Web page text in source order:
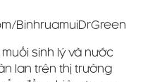
BinhruamuiDrGreen
sinh lý và nước
lan trên thị trường